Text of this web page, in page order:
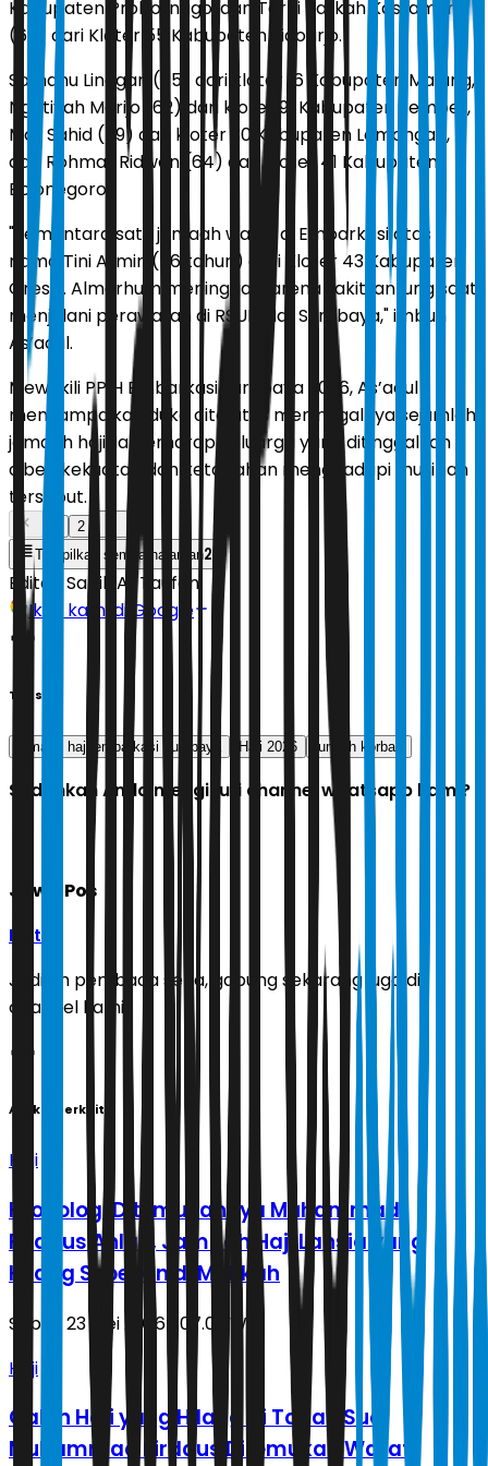
Kabupaten Probolinggo, dan Tarni Talikah Kastamun
(66) dari Kloter 55 Kabupaten Sidoarjo.
Samanu Linggan (85) dari kloter 16 Kabupaten Malang,
Ngatiyah Marijo (62) dari kloter 91 Kabupaten Jember,
Mat Sahid (79) dari kloter 30 Kabupaten Lamongan,
dan Rohmat Ridwan (64) dari kloter 41 Kabupaten
Bojonegoro.
"Sementara satu jamaah wafat di Embarkasi atas
nama Tini Atmin (56 tahun) dari Kloter 43 Kabupaten
Gresik. Almarhum meninggal karena sakit jantung saat
menjalani perawatan di RSUD Haji Surabaya," imbuh
As’adul.
Mewakili PPIH Embarkasi Surabaya 2026, As’adul
menyampaikan duka cita atas meninggalnya sejumlah
jamaah haji. Ia berharap keluarga yang ditinggalkan
diberi kekuatan dan ketabahan menghadapi musibah
tersebut.
2
Tampilkan semua halaman2
Editor: Sabik Aji Taufan
Ikuti kami di Google
Tags
jamaah haji embarkasi surabaya Haji 2026 jumlah korban
Sudahkah Anda mengikuti channel whatsapp kami?
Jawa Pos
Ikuti
Jadilah pembaca setia, gabung sekarang juga di
channel kami!
Artikel Terkait
Haji
Kronologi Ditemukannya Muhammad
Firdaus Ahlan, Jamaah Haji Lansia yang
Hilang Sepekan di Makkah
Sabtu, 23 Mei 2026 | 07.09 WIB
Haji
Calon Haji yang Hilang di Tanah Suci
Muhammad Firdaus Ditemukan Wafat